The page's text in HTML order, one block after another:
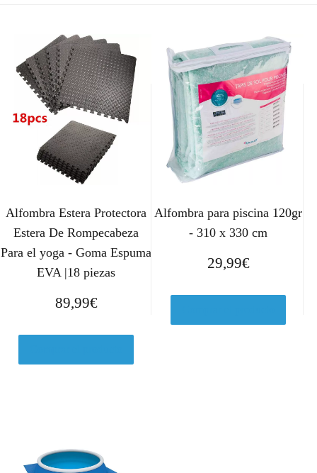
Alfombra Estera Protectora
Estera De Rompecabeza
Para el yoga - Goma Espuma
EVA |18 piezas
89,99€
Alfombra para piscina 120gr
- 310 x 330 cm
29,99€